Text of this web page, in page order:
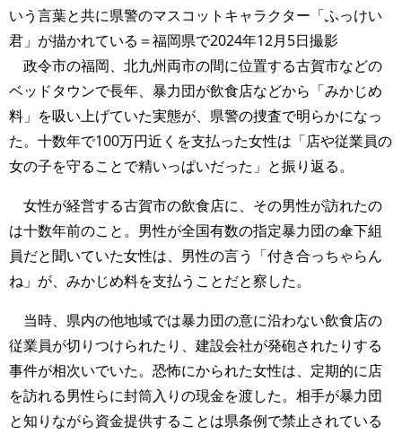
いう言葉と共に県警のマスコットキャラクター「ふっけい
君」が描かれている＝福岡県で2024年12月5日撮影
政令市の福岡、北九州両市の間に位置する古賀市などの
ベッドタウンで長年、暴力団が飲食店などから「みかじめ
料」を吸い上げていた実態が、県警の捜査で明らかになっ
た。十数年で100万円近くを支払った女性は「店や従業員の
女の子を守ることで精いっぱいだった」と振り返る。
女性が経営する古賀市の飲食店に、その男性が訪れたの
は十数年前のこと。男性が全国有数の指定暴力団の傘下組
員だと聞いていた女性は、男性の言う「付き合っちゃらん
ね」が、みかじめ料を支払うことだと察した。
当時、県内の他地域では暴力団の意に沿わない飲食店の
従業員が切りつけられたり、建設会社が発砲されたりする
事件が相次いでいた。恐怖にかられた女性は、定期的に店
を訪れる男性らに封筒入りの現金を渡した。相手が暴力団
と知りながら資金提供することは県条例で禁止されている